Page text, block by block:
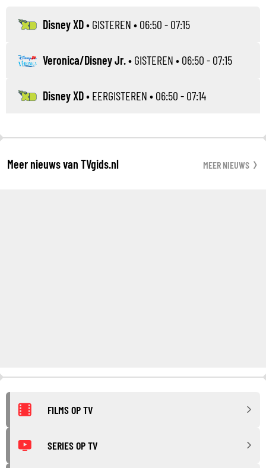
Disney XD• GISTEREN • 06:50 - 07:15
Veronica/Disney Jr.• GISTEREN • 06:50 - 07:15
Disney XD• EERGISTEREN • 06:50 - 07:14
Meer nieuws van TVgids.nl MEER NIEUWS
FILMS OP TV
SERIES OP TV